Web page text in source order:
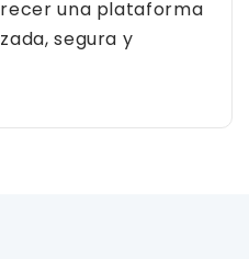
una plataforma
segura y